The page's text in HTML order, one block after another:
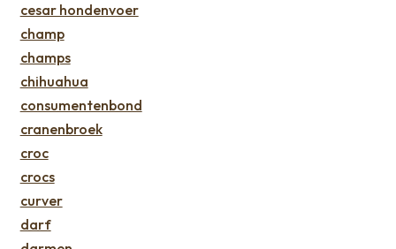
cesar hondenvoer
champ
champs
chihuahua
consumentenbond
cranenbroek
croc
crocs
curver
darf